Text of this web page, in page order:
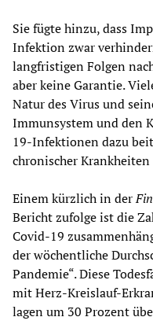
Sie fügte hinzu, dass
Infektion zwar
langfristigen Folgen
aber keine Garantie.
Natur des Virus und
Immunsystem und den
19-Infektionen dazu
chronischer
Einem kürzlich in der
Bericht zufolge ist die
Covid-19
der wöchentliche
Pandemie“. Diese
mit Herz-Kreislauf-
lagen um 30 Prozent